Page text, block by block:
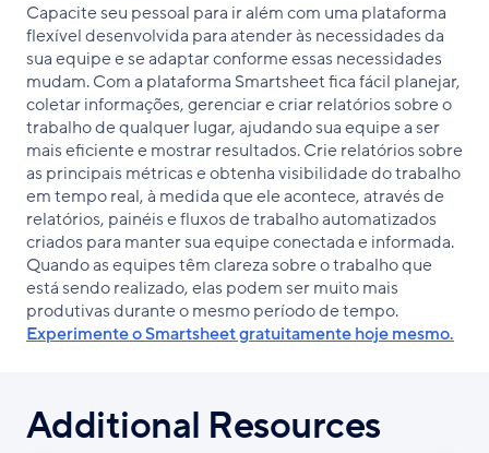
Capacite seu pessoal para ir além com uma plataforma
flexível desenvolvida para atender às necessidades da
sua equipe e se adaptar conforme essas necessidades
mudam. Com a plataforma Smartsheet fica fácil planejar,
coletar informações, gerenciar e criar relatórios sobre o
trabalho de qualquer lugar, ajudando sua equipe a ser
mais eficiente e mostrar resultados. Crie relatórios sobre
as principais métricas e obtenha visibilidade do trabalho
em tempo real, à medida que ele acontece, através de
relatórios, painéis e fluxos de trabalho automatizados
criados para manter sua equipe conectada e informada.
Quando as equipes têm clareza sobre o trabalho que
está sendo realizado, elas podem ser muito mais
produtivas durante o mesmo período de tempo.
Experimente o Smartsheet gratuitamente hoje mesmo.
Additional Resources